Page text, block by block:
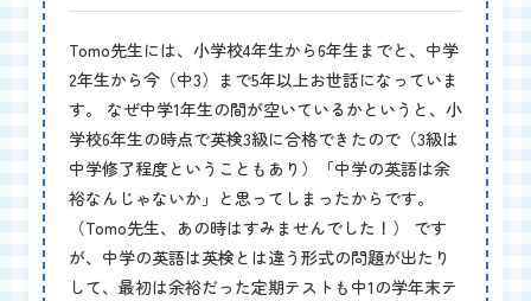
Tomo先生には、小学校4年生から6年生までと、中学
2年生から今（中3）まで5年以上お世話になっていま
す。 なぜ中学1年生の間が空いているかというと、小
学校6年生の時点で英検3級に合格できたので（3級は
中学修了程度ということもあり）「中学の英語は余
裕なんじゃないか」と思ってしまったからです。
（Tomo先生、あの時はすみませんでした！） です
が、中学の英語は英検とは違う形式の問題が出たり
して、最初は余裕だった定期テストも中1の学年末テ